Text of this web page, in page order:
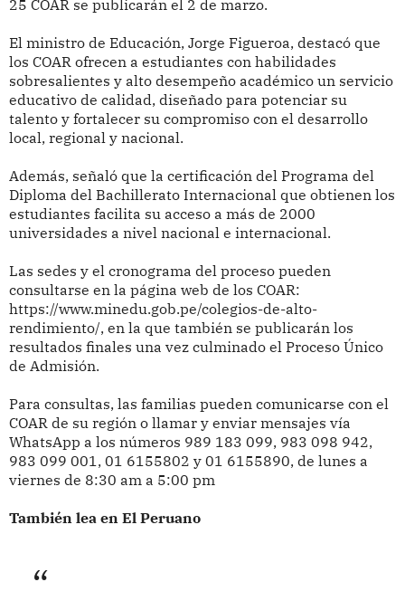
25 COAR se publicarán el 2 de marzo.
El ministro de Educación, Jorge Figueroa, destacó que
los COAR ofrecen a estudiantes con habilidades
sobresalientes y alto desempeño académico un servicio
educativo de calidad, diseñado para potenciar su
talento y fortalecer su compromiso con el desarrollo
local, regional y nacional.
Además, señaló que la certificación del Programa del
Diploma del Bachillerato Internacional que obtienen los
estudiantes facilita su acceso a más de 2000
universidades a nivel nacional e internacional.
Las sedes y el cronograma del proceso pueden
consultarse en la página web de los COAR:
https://www.minedu.gob.pe/colegios-de-alto-
rendimiento/, en la que también se publicarán los
resultados finales una vez culminado el Proceso Único
de Admisión.
Para consultas, las familias pueden comunicarse con el
COAR de su región o llamar y enviar mensajes vía
WhatsApp a los números 989 183 099, 983 098 942,
983 099 001, 01 6155802 y 01 6155890, de lunes a
viernes de 8:30 am a 5:00 pm
También lea en El Peruano